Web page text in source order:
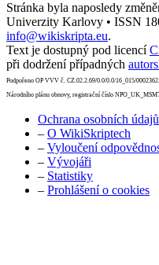
Stránka byla naposledy
Univerzity Karlovy • ISSN
info@wikiskripta.eu.
Text je dostupný pod licencí
při dodržení případných
Podpořeno OP VVV č. CZ.02.2.69/0.0/0.0/16_015/
Národního plánu obnovy, registrační číslo
Ochrana osobních údajů
– O WikiSkriptech
– Vyloučení
– Vývojáři
– Statistiky
– Prohlášení o cookies